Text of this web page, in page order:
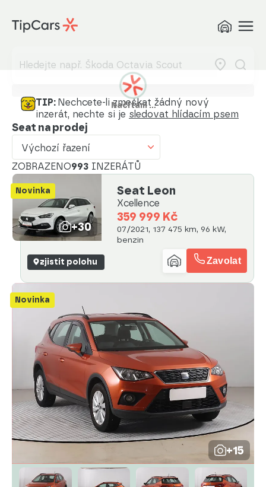
Načítám …
TIP: Nechcete-li zmeškat žádný nový
inzerát, nechte si je sledovat hlídacím psem
Seat na prodej
Výchozí řazení
Výchozí řazení
Od nejdražšího
Od nejmenšího nájezdu
Od nejvyššího nájezdu
Od nejstaršího vozu
Od nejnovějšího vozu
Od nejnovějšího inzerátu
Od nejstaršího inzerátu
Abecedně od A do Z
Abecedně od Z do A
ZOBRAZENO993 INZERÁTŮ
Novinka
+30
Seat Leon
Xcellence
359 999 Kč
07/2021, 137 475 km, 96 kW,
benzin
zjistit polohu Zavolat
Novinka
+15